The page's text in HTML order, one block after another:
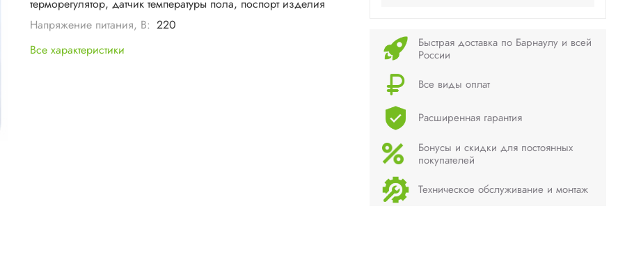
терморегулятор, датчик температуры пола, поспорт изделия
Напряжение питания, В: 220
Все характеристики
Быстрая доставка по Барнаулу и всей
России
Все виды оплат
Расширенная гарантия
Бонусы и скидки для постоянных
покупателей
Техническое обслуживание и монтаж